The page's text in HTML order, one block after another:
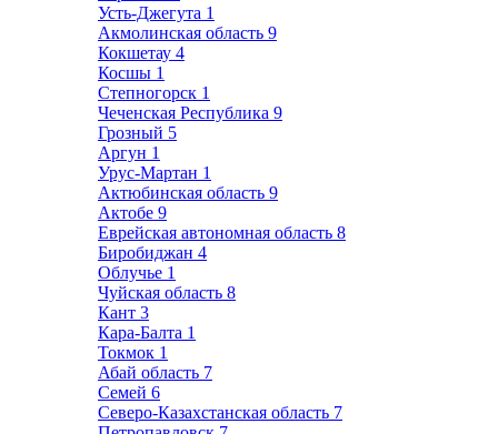
Усть-Джегута 1
Акмолинская область 9
Кокшетау 4
Косшы 1
Степногорск 1
Чеченская Республика 9
Грозный 5
Аргун 1
Урус-Мартан 1
Актюбинская область 9
Актобе 9
Еврейская автономная область 8
Биробиджан 4
Облучье 1
Чуйская область 8
Кант 3
Кара-Балта 1
Токмок 1
Абай область 7
Семей 6
Северо-Казахстанская область 7